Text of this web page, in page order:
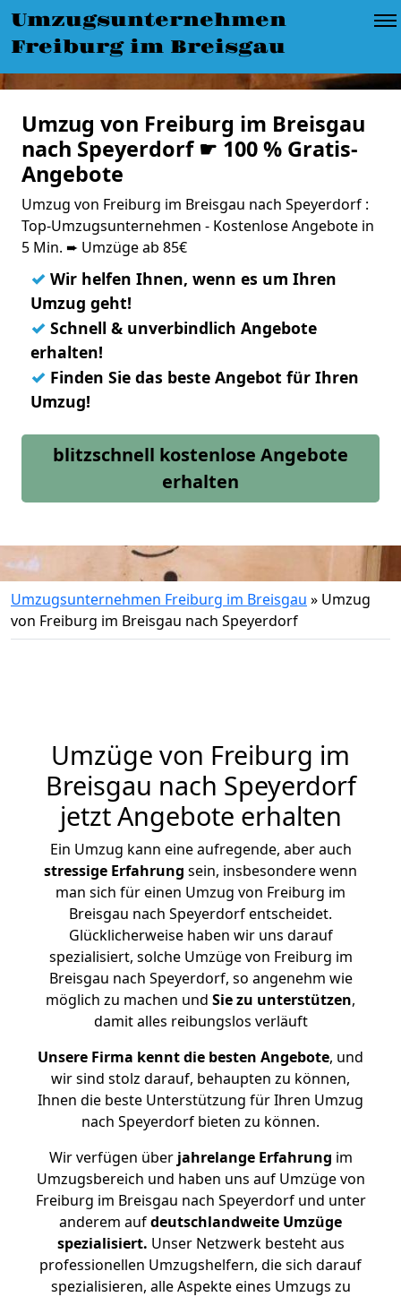
Umzugsunternehmen
Freiburg im Breisgau
Umzug von Freiburg im Breisgau
nach Speyerdorf ☛ 100 % Gratis-
Angebote
Umzug von Freiburg im Breisgau nach Speyerdorf :
Top-Umzugsunternehmen - Kostenlose Angebote in
5 Min. ➨ Umzüge ab 85€
✓ Wir helfen Ihnen, wenn es um Ihren
Umzug geht!
✓ Schnell & unverbindlich Angebote
erhalten!
✓ Finden Sie das beste Angebot für Ihren
Umzug!
blitzschnell kostenlose Angebote
erhalten
Umzugsunternehmen Freiburg im Breisgau » Umzug
von Freiburg im Breisgau nach Speyerdorf
Umzüge von Freiburg im
Breisgau nach Speyerdorf
jetzt Angebote erhalten
Ein Umzug kann eine aufregende, aber auch
stressige Erfahrung sein, insbesondere wenn
man sich für einen Umzug von Freiburg im
Breisgau nach Speyerdorf entscheidet.
Glücklicherweise haben wir uns darauf
spezialisiert, solche Umzüge von Freiburg im
Breisgau nach Speyerdorf, so angenehm wie
möglich zu machen und Sie zu unterstützen,
damit alles reibungslos verläuft
Unsere Firma kennt die besten Angebote, und
wir sind stolz darauf, behaupten zu können,
Ihnen die beste Unterstützung für Ihren Umzug
nach Speyerdorf bieten zu können.
Wir verfügen überjahrelange Erfahrung im
Umzugsbereich und haben uns auf Umzüge von
Freiburg im Breisgau nach Speyerdorf und unter
anderem aufdeutschlandweite Umzüge
spezialisiert. Unser Netzwerk besteht aus
professionellen Umzugshelfern, die sich darauf
spezialisieren, alle Aspekte eines Umzugs zu